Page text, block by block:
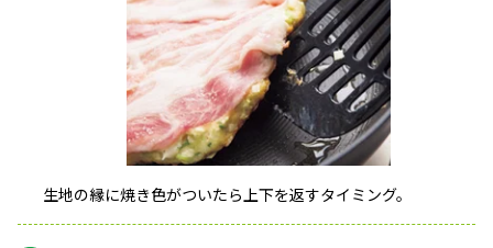
生地の縁に焼き色がついたら上下を返すタイミング。